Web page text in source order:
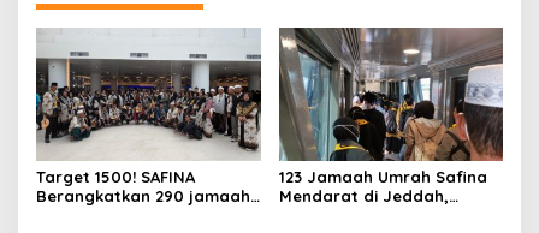
Target 1500! SAFINA
Berangkatkan 290 jamaah
123 Jamaah Umrah Safina
Mendarat di Jeddah,